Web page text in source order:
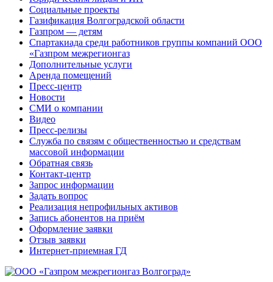
Социальные проекты
Газификация Волгоградской области
Газпром — детям
Спартакиада среди работников группы компаний ООО
«Газпром межрегионгаз
Дополнительные услуги
Аренда помещений
Пресс-центр
Новости
СМИ о компании
Видео
Пресс-релизы
Служба по связям с общественностью и средствам
массовой информации
Обратная связь
Контакт-центр
Запрос информации
Задать вопрос
Реализация непрофильных активов
Запись абонентов на приём
Оформление заявки
Отзыв заявки
Интернет-приемная ГД